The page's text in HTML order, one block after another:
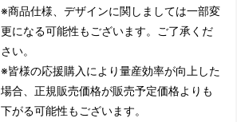
※商品仕様、デザインに関しましては一部変
更になる可能性もございます。ご了承くだ
さい。
※皆様の応援購入により量産効率が向上した
場合、正規販売価格が販売予定価格よりも
下がる可能性もございます。